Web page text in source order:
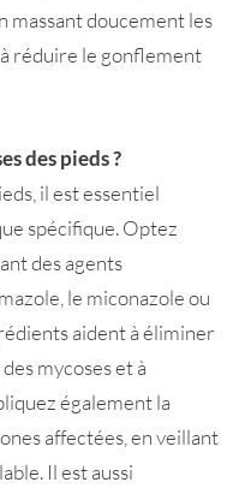
doucement les
réduire le gonflement
des pieds ?
il est essentiel
spécifique. Optez
des agents
le miconazole ou
aident à éliminer
mycoses et à
également la
affectées, en veillant
Il est aussi